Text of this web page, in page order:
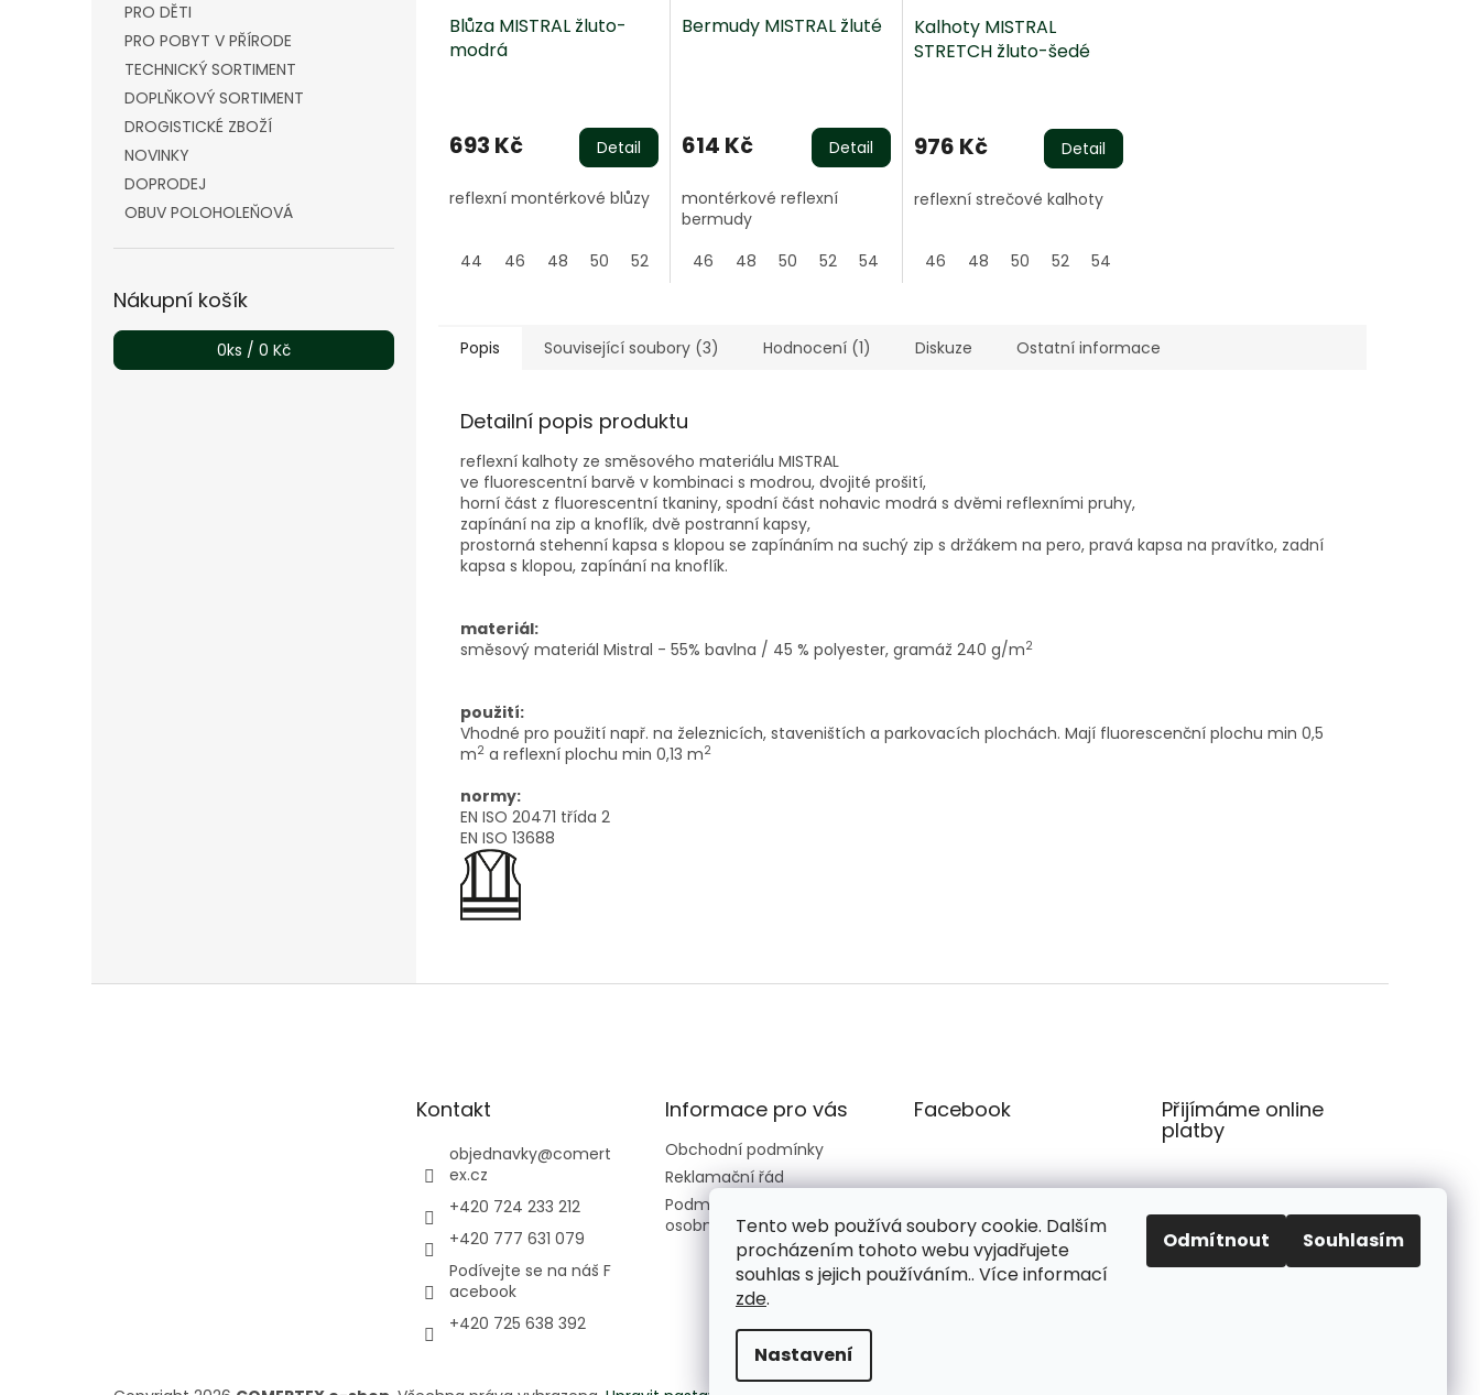
Tento web používá soubory cookie. Dalším
procházením tohoto webu vyjadřujete
souhlas s jejich používáním.. Více informací
zde.
Nastavení
Odmítnout Souhlasím
PRO DĚTI
PRO POBYT V PŘÍRODE
TECHNICKÝ SORTIMENT
DOPLŇKOVÝ SORTIMENT
DROGISTICKÉ ZBOŽÍ
NOVINKY
DOPRODEJ
OBUV POLOHOLEŇOVÁ
Nákupní košík
0ks / 0 Kč
Blůza MISTRAL žluto-
modrá
produktu
je
z
693 Kč Detail
reflexní montérkové blůzy
44 46 48 50 52 58 60 62 64
Bermudy MISTRAL žluté
produktu
je
z
5
614 Kč Detail
montérkové reflexní
bermudy
46
48 50 52 54 58 60 62 64
Kalhoty MISTRAL
STRETCH žluto-šedé
produktu
je
z
976 Kč Detail
reflexní strečové kalhoty
46 48 50 52 54
Popis Související soubory (3) Hodnocení (1) Diskuze Ostatní informace
Detailní popis produktu
reflexní kalhoty ze směsového materiálu MISTRAL
ve fluorescentní barvě v kombinaci s modrou, dvojité prošití,
horní část z fluorescentní tkaniny, spodní část nohavic modrá s dvěmi reflexními pruhy,
zapínání na zip a knoflík, dvě postranní kapsy,
prostorná stehenní kapsa s klopou se zapínáním na suchý zip s držákem na pero, pravá kapsa na pravítko, zadní
kapsa s klopou, zapínání na knoflík.
materiál:
směsový materiál Mistral - 55% bavlna / 45 % polyester, gramáž 240 g/m2
použití:
Vhodné pro použití např. na železnicích, staveništích a parkovacích plochách. Mají fluorescenční plochu min 0,5
m2 a reflexní plochu min 0,13 m2
normy:
EN ISO 20471 třída 2
EN ISO 13688
Kontakt
objednavky@comert
ex.cz
+420 724 233 212
+420 777 631 079
Podívejte se na náš F
acebook
+420 725 638 392
Informace pro vás
Obchodní podmínky
Reklamační řád
Podmínky ochrany
osobních údajů
Facebook Přijímáme online
platby